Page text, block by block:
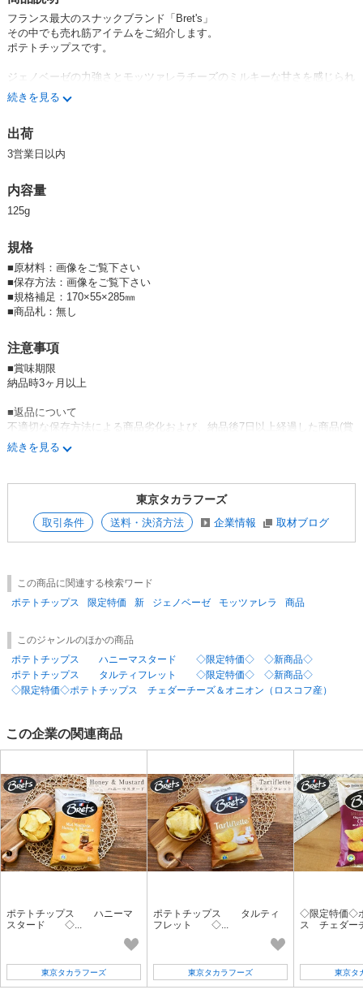
フランス最大のスナックブランド「Bret's」
その中でも売れ筋アイテムをご紹介します。
ポテトチップスです。
ジェノベーゼの力強さとモッツァレラチーズのミルキーな甘さを感じられ
る濃厚なポテトチップスに仕上がっております。
【ブレッツ】
ブレッツ社では、ブルターニュ地方のポンティヴィー盆地周辺にある200
栄養プロファイル製品として提供するためひまわり油で調理し、ゲランド
の塩で仕上げています。
ム感の演出ができます。
続きを見る
出荷
3営業日以内
内容量
125g
規格
■原材料：画像をご覧下さい
■保存方法：画像をご覧下さい
■規格補足：170×55×285㎜
■商品札：無し
注意事項
■賞味期限
納品時3ヶ月以上
■返品について
不適切な保存方法による商品劣化および、納品後7日以上経過した商品(賞
味期限間近)のご返品はお受けいたしかねます。
予約商品と在庫商品を一度にご注文の場合、在庫商品から発送させていた
その場合、配送ごとに送料が発生します。
1回の配送が送料無料金額以上の場合は送料無料にて発送いたしまます。
価格、入数、パッケージデザインが予告無く変更になる場合があります。
■キャンセルについて
続きを見る
東京タカラフーズ
取引条件 送料・決済方法 企業情報 取材ブログ
この商品に関連する検索ワード
ポテトチップス
限定特価 新 ジェノベーゼ モッツァレラ 商品
このジャンルのほかの商品
ポテトチップス ハニーマスタード ◇限定特価◇ ◇新商品◇
ポテトチップス タルティフレット ◇限定特価◇ ◇新商品◇
◇限定特価◇ポテトチップス チェダーチーズ＆オニオン（ロスコフ産）
この企業の関連商品
ポテトチップス ハニーマ
スタード ◇...
東京タカラフーズ
ポテトチップス タルティ
フレット ◇...
東京タカラフーズ
◇限定特価◇
ス チェダー
東京タ